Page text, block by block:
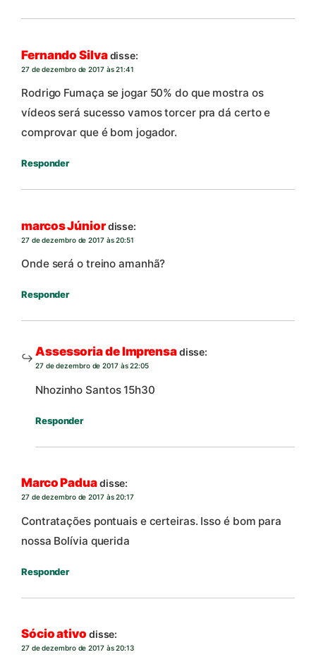
Fernando Silvadisse:
27 de dezembro de 2017 às 21:41
Rodrigo Fumaça se jogar 50% do que mostra os
vídeos será sucesso vamos torcer pra dá certo e
comprovar que é bom jogador.
Responder
marcos Júniordisse:
27 de dezembro de 2017 às 20:51
Onde será o treino amanhã?
Responder
Assessoria de Imprensadisse:
27 de dezembro de 2017 às 22:05
Nhozinho Santos 15h30
Responder
Marco Paduadisse:
27 de dezembro de 2017 às 20:17
Contratações pontuais e certeiras. Isso é bom para
nossa Bolívia querida
Responder
Sócio ativo disse:
27 de dezembro de 2017 às 20:13